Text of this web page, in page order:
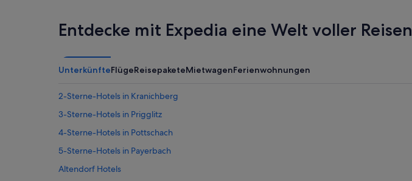
Entdecke mit Expedia eine Welt voller Reisen
UnterkünfteFlügeReisepaketeMietwagenFerienwohnungen
2-Sterne-Hotels in Kranichberg
3-Sterne-Hotels in Prigglitz
4-Sterne-Hotels in Pottschach
5-Sterne-Hotels in Payerbach
Altendorf Hotels